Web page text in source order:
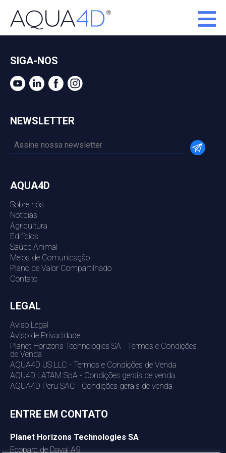
SIGA-NOS
NEWSLETTER
AQUA4D
Sobre nós
Notícias
Agricultura
Edifícios
Saúde Animal
Meios de Comunicação
Plano de Valor Compartilhado
Contato
LEGAL
Aviso Legal
Aviso de Privacidade
Planet Horizons Technologies SA - Termos e Condições
de Venda
AQUA4D US LLC - Termos e Condições de Venda
AQU4D LATAM SpA - Condições gerais de venda
AQUA4D Peru SAC - Condições gerais de venda
ENTRE EM CONTATO
Planet Horizons Technologies SA
Ecoparc de Daval A9